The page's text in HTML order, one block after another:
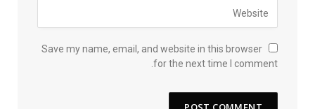
Save my name, email, and website in this browser
for the next time I comment.